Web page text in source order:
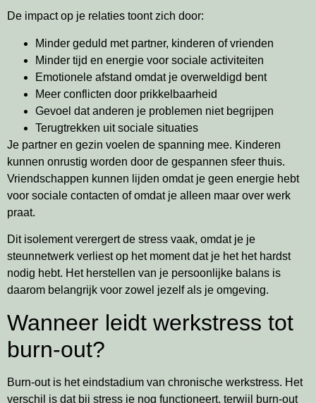
De impact op je relaties toont zich door:
Minder geduld met partner, kinderen of vrienden
Minder tijd en energie voor sociale activiteiten
Emotionele afstand omdat je overweldigd bent
Meer conflicten door prikkelbaarheid
Gevoel dat anderen je problemen niet begrijpen
Terugtrekken uit sociale situaties
Je partner en gezin voelen de spanning mee. Kinderen
kunnen onrustig worden door de gespannen sfeer thuis.
Vriendschappen kunnen lijden omdat je geen energie hebt
voor sociale contacten of omdat je alleen maar over werk
praat.
Dit isolement verergert de stress vaak, omdat je je
steunnetwerk verliest op het moment dat je het het hardst
nodig hebt. Het herstellen van je persoonlijke balans is
daarom belangrijk voor zowel jezelf als je omgeving.
Wanneer leidt werkstress tot
burn-out?
Burn-out is het eindstadium van chronische werkstress. Het
verschil is dat bij stress je nog functioneert, terwijl burn-out